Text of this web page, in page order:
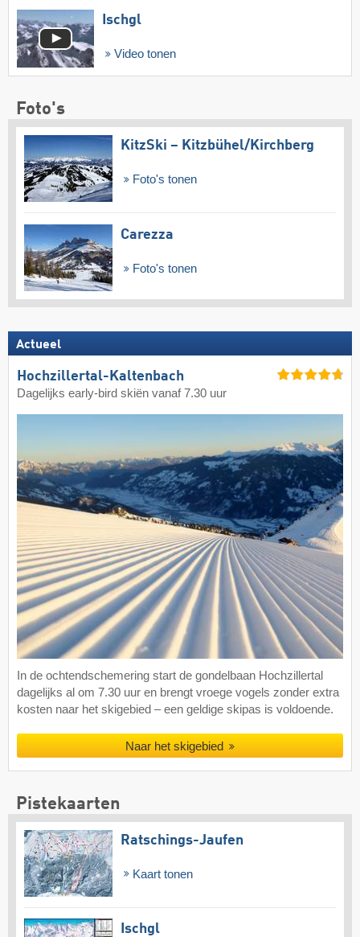
Ischgl
Video tonen
Foto's
KitzSki – Kitzbühel/​Kirchberg
Foto's tonen
Carezza
Foto's tonen
Actueel
Hochzillertal-Kaltenbach
Dagelijks early-bird skiën vanaf 7.30 uur
In de ochtendschemering start de gondelbaan Hochzillertal
dagelijks al om 7.30 uur en brengt vroege vogels zonder extra
kosten naar het skigebied – een geldige skipas is voldoende.
Naar het skigebied
Pistekaarten
Ratschings-Jaufen
Kaart tonen
Ischgl